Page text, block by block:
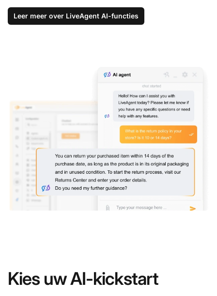
Leer meer over LiveAgent AI-functies
Kies uw AI-kickstart